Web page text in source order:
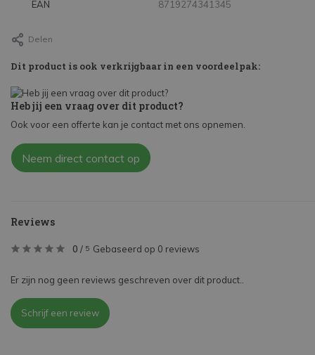
EAN 8719274341345
Delen
Dit product is ook verkrijgbaar in een voordeelpak:
Heb jij een vraag over dit product?
Ook voor een offerte kan je contact met ons opnemen.
Neem direct contact op
Reviews
0 / 5 Gebaseerd op 0 reviews
Er zijn nog geen reviews geschreven over dit product..
Schrijf een review